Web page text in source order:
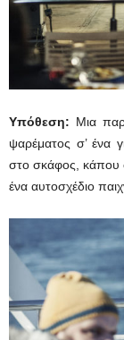
Υπόθεση: Μια
ψαρέματος σ’ ένα
στο σκάφος, κάπου
ένα αυτοσχέδιο